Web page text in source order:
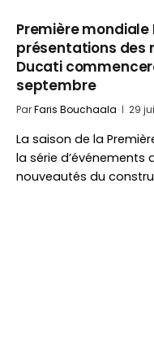
Première mondiale
présentations des
Ducati
septembre
ParFaris Bouchaala 29
La saison de la
la série d’événements
nouveautés du